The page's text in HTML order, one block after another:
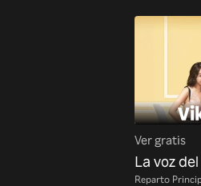
Ver gratis
La voz
Reparto